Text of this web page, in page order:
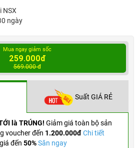
NSX
ngày
Mua ngay giảm sốc
259.000đ
569.000 đ
Suất GIÁ RẺ
là TRÚNG! Giảm giá toàn bộ sản
voucher đến 1.200.000đChi tiết
đến 50%Săn ngay